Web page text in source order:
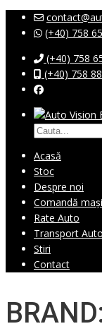
(+40) 758
(+40) 758
(+40) 758
Acasă
Stoc
Despre noi
Comandă
Rate Auto
Transport Auto
Stiri
Contact